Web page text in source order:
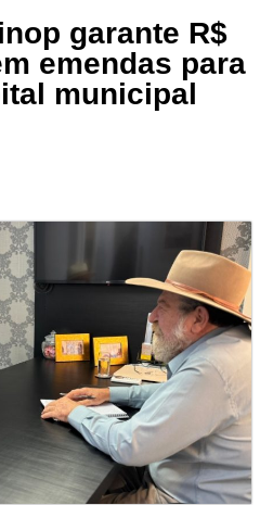
garante R$
emendas para
municipal